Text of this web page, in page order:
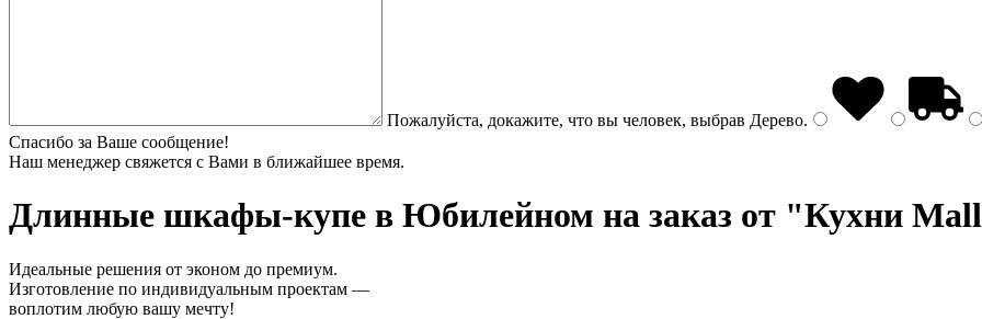
Пожалуйста, докажите, что вы человек, выбрав Дерево.
Спасибо за Ваше сообщение!
Наш менеджер свяжется с Вами в ближайшее время.
Длинные шкафы-купе в Юбилейном на заказ от "Кухни
Идеальные решения от эконом до премиум.
Изготовление по индивидуальным проектам —
воплотим любую вашу мечту!